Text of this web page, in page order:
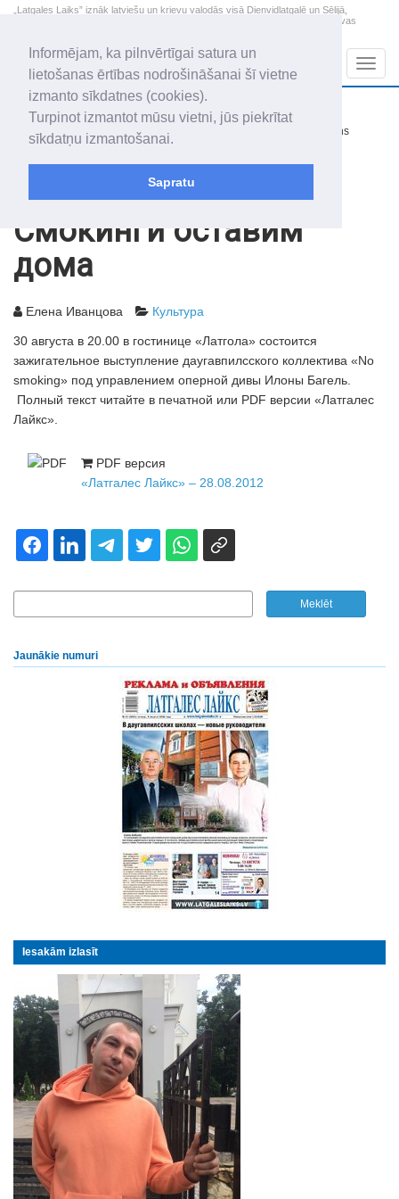
Informējam, ka pilnvērtīgai satura un
lietošanas ērtības nodrošināšanai šī vietne
izmanto sīkdatnes (cookies).
Turpinot izmantot mūsu vietni, jūs piekrītat
sīkdatņu izmantošanai.
Sapratu
„Latgales Laiks” iznāk latviešu un krievu valodās visā Dienvidlatgalē un Sēlijā,
„Latgales Laiks” latviešu valodā aptver Daugavpils valstspilsētu, Augšdaugavas
2026. gada 9. augusts
Svētdiena
Genovefa, Genoveva, Madara
+12.8
nedaudz mākoņains
Смокинги оставим
дома
Елена Иванцова Культура
30 августа в 20.00 в гостинице «Латгола» состоится
зажигательное выступление даугавпилсского коллектива «No
smoking» под управлением оперной дивы Илоны Багель.
Полный текст читайте в печатной или PDF версии «Латгалес
Лайкс».
PDF версия
«Латгалес Лайкс» – 28.08.2012
Jaunākie numuri
Iesakām izlasīt